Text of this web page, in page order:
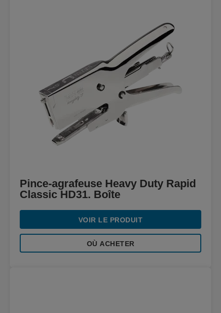
Pince-agrafeuse Heavy Duty Rapid
Classic HD31. Boîte
VOIR LE PRODUIT
OÙ ACHETER